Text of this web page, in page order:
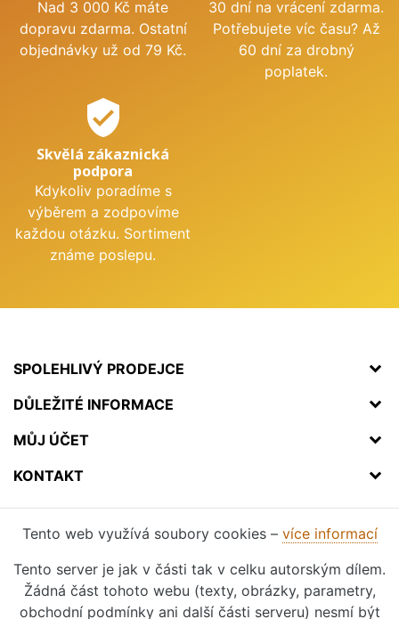
Nad 3 000 Kč máte
dopravu zdarma. Ostatní
objednávky už od 79 Kč.
30 dní na vrácení zdarma.
Potřebujete víc času? Až
60 dní za drobný
poplatek.
verified_user
Skvělá zákaznická
podpora
Kdykoliv poradíme s
výběrem a zodpovíme
každou otázku. Sortiment
známe poslepu.
SPOLEHLIVÝ PRODEJCE
DŮLEŽITÉ INFORMACE
MŮJ ÚČET
KONTAKT
Tento web využívá soubory cookies – více informací
Tento server je jak v části tak v celku autorským dílem.
Žádná část tohoto webu (texty, obrázky, parametry,
obchodní podmínky ani další části serveru) nesmí být